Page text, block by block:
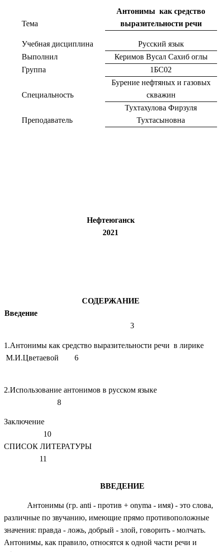
Тема
Антонимы как средство
выразительности речи
Учебная дисциплина
Русский язык
Выполнил
Керимов Вусал Сахиб оглы
Группа
1БС02
Специальность
Бурение нефтяных и газовых
скважин
Преподаватель
Тухтахулова Фирзуля
Тухтасыновна
Нефтеюганск
2021
СОДЕРЖАНИЕ
Введение
3
1.Антонимы как средство выразительности речи в лирике
М.И.Цветаевой 6
2.Использование антонимов в русском языке
8
Заключение
10
СПИСОК ЛИТЕРАТУРЫ
11
ВВЕДЕНИЕ
Антонимы (гр. anti - против + onyma - имя) - это слова,
различные по звучанию, имеющие прямо противоположные
значения: правда - ложь, добрый - злой, говорить - молчать.
Антонимы, как правило, относятся к одной части речи и